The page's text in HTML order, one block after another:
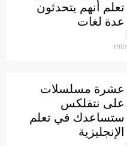
تعلم أنهم يتحدثون
عدة لغات
min
عشرة مسلسلات
على نتفلكس
ستساعدك في تعلم
الإنجليزية